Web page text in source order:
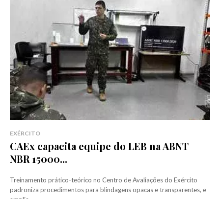
EXÉRCITO
CAEx capacita equipe do LEB na ABNT
NBR 15000...
Treinamento prático-teórico no Centro de Avaliações do Exército
padroniza procedimentos para blindagens opacas e transparentes, e